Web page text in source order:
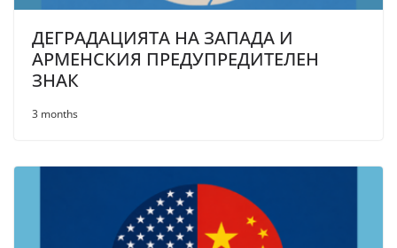
ДЕГРАДАЦИЯТА НА ЗАПАДА И
АРМЕНСКИЯ ПРЕДУПРЕДИТЕЛЕН
ЗНАК
3 months